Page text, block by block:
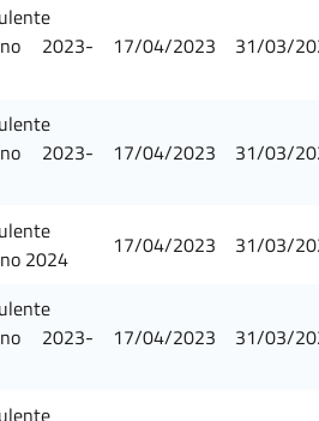
2023-
17/04/2023 31/03/
2023-
17/04/2023 31/03/
2024
17/04/2023 31/03/
2023-
17/04/2023 31/03/